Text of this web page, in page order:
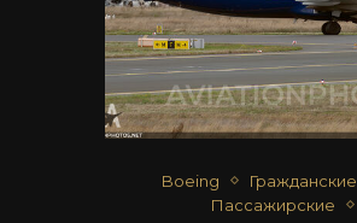
Boeing Гражданские
Пассажирские